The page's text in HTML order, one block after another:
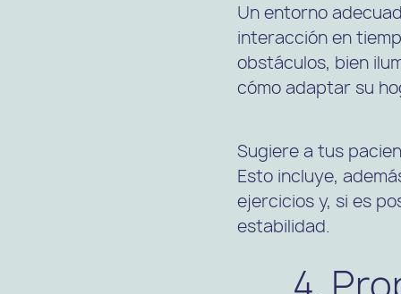
Un entorno
interacción en
obstáculos, bien
cómo adaptar su
Sugiere a tus
Esto incluye,
ejercicios y, si es
estabilidad.